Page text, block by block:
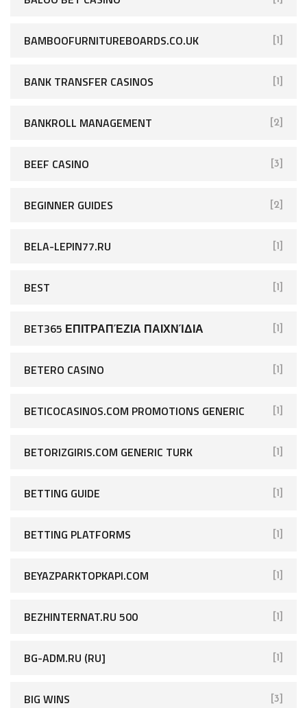
BAMBOOFURNITUREBOARDS.CO.UK [1]
BANK TRANSFER CASINOS [1]
BANKROLL MANAGEMENT [2]
BEEF CASINO [3]
BEGINNER GUIDES [2]
BELA-LEPIN77.RU [1]
BEST [1]
BET365 ΕΠΙΤΡΑΠΈΖΙΑ ΠΑΙΧΝΊΔΙΑ [1]
BETERO CASINO [1]
BETICOCASINOS.COM PROMOTIONS GENERIC [1]
BETORIZGIRIS.COM GENERIC TURK [1]
BETTING GUIDE [1]
BETTING PLATFORMS [1]
BEYAZPARKTOPKAPI.COM [1]
BEZHINTERNAT.RU 500 [1]
BG-ADM.RU (RU] [1]
BIG WINS [3]